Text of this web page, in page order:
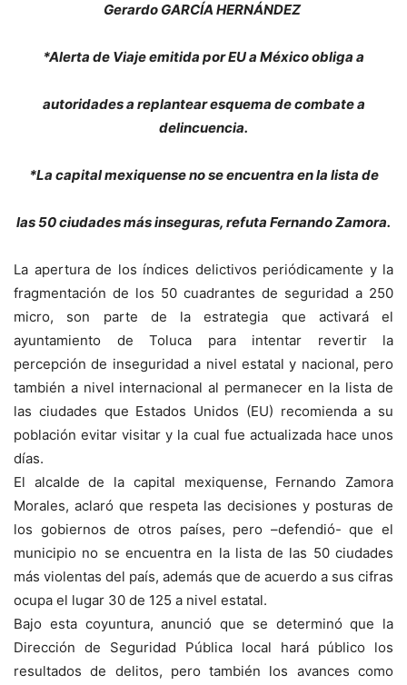
Gerardo GARCÍA HERNÁNDEZ
*Alerta de Viaje emitida por EU a México obliga a
autoridades a replantear esquema de combate a
delincuencia.
*La capital mexiquense no se encuentra en la lista de
las 50 ciudades más inseguras, refuta Fernando Zamora.
La apertura de los índices delictivos periódicamente y la
fragmentación de los 50 cuadrantes de seguridad a 250
micro, son parte de la estrategia que activará el
ayuntamiento de Toluca para intentar revertir la
percepción de inseguridad a nivel estatal y nacional, pero
también a nivel internacional al permanecer en la lista de
las ciudades que Estados Unidos (EU) recomienda a su
población evitar visitar y la cual fue actualizada hace unos
días.
El alcalde de la capital mexiquense, Fernando Zamora
Morales, aclaró que respeta las decisiones y posturas de
los gobiernos de otros países, pero –defendió- que el
municipio no se encuentra en la lista de las 50 ciudades
más violentas del país, además que de acuerdo a sus cifras
ocupa el lugar 30 de 125 a nivel estatal.
Bajo esta coyuntura, anunció que se determinó que la
Dirección de Seguridad Pública local hará público los
resultados de delitos, pero también los avances como